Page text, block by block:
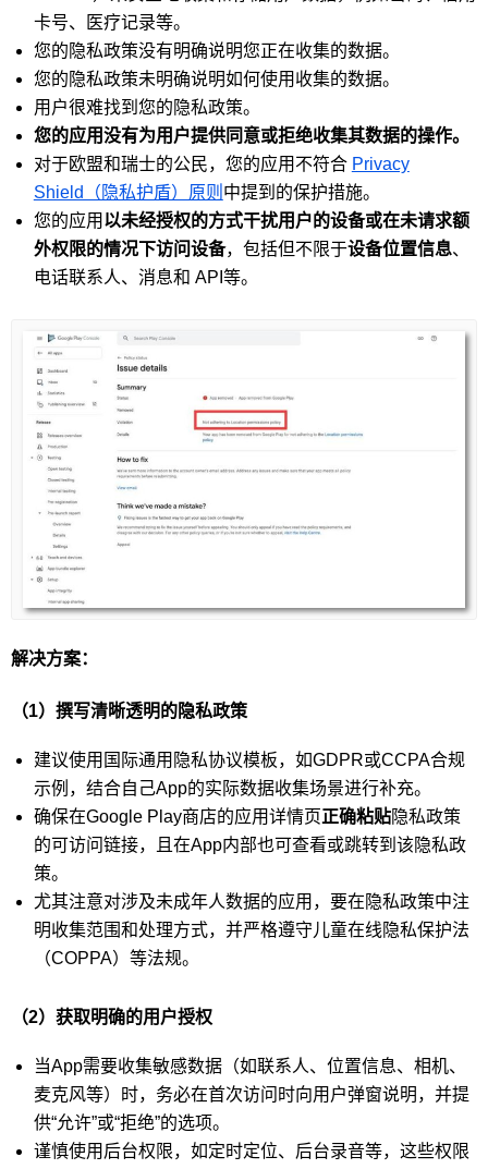
卡号、医疗记录等。
您的隐私政策没有明确说明您正在收集的数据。
您的隐私政策未明确说明如何使用收集的数据。
用户很难找到您的隐私政策。
您的应用没有为用户提供同意或拒绝收集其数据的操作。
对于欧盟和瑞士的公民，您的应用不符合 Privacy
Shield（隐私护盾）原则 中提到的保护措施。
您的应用 以未经授权的方式干扰用户的设备或在未请求额
外权限的情况下访问设备，包括但不限于设备位置信息、
电话联系人、消息和 API等。
解决方案：
（1）撰写清晰透明的隐私政策
建议使用国际通用隐私协议模板，如GDPR或CCPA合规
示例，结合自己App的实际数据收集场景进行补充。
确保在Google Play商店的应用详情页正确粘贴隐私政策
的可访问链接，且在App内部也可查看或跳转到该隐私政
策。
尤其注意对涉及未成年人数据的应用，要在隐私政策中注
明收集范围和处理方式，并严格遵守儿童在线隐私保护法
（COPPA）等法规。
（2）获取明确的用户授权
当App需要收集敏感数据（如联系人、位置信息、相机、
麦克风等）时，务必在首次访问时向用户弹窗说明，并提
供“允许”或“拒绝”的选项。
谨慎使用后台权限，如定时定位、后台录音等，这些权限